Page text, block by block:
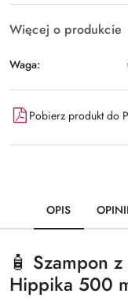
Więcej o produkcie
Waga:
Pobierz produkt do
OPIS
🧴 Szampon
Hippika 500